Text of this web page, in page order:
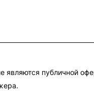
являются публичной